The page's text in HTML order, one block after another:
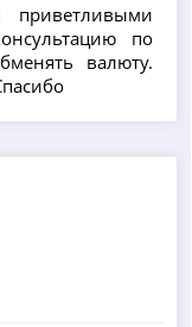
приветливыми
по
валюту.